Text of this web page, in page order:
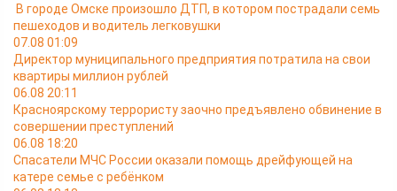
В городе Омске произошло ДТП, в котором пострадали семь
пешеходов и водитель легковушки
07.08 01:09
Директор муниципального предприятия потратила на свои
квартиры миллион рублей
06.08 20:11
Красноярскому террористу заочно предъявлено обвинение в
совершении преступлений
06.08 18:20
Спасатели МЧС России оказали помощь дрейфующей на
катере семье с ребёнком